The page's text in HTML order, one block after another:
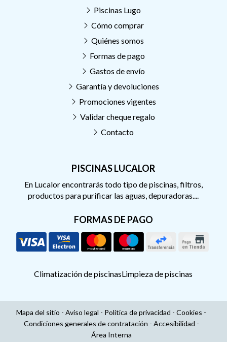
PISCINAS LUCALOR
En Lucalor encontrarás todo tipo de piscinas, filtros,
productos para purificar las aguas, depuradoras....
FORMAS DE PAGO
Piscinas Lugo
Cómo comprar
Quiénes somos
Formas de pago
Gastos de envío
Garantía y devoluciones
Promociones vigentes
Validar cheque regalo
Contacto
Climatización de piscinasLimpieza de piscinas
Mapa del sitio -Aviso legal - Política de privacidad -Cookies -
Condiciones generales de contratación - Accesibilidad -
Área Interna